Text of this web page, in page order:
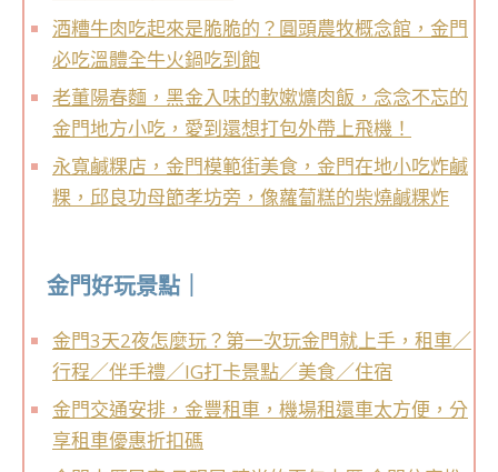
酒糟牛肉吃起來是脆脆的？圓頭農牧概念館，金門
必吃溫體全牛火鍋吃到飽
老董陽春麵，黑金入味的軟嫰爌肉飯，念念不忘的
金門地方小吃，愛到還想打包外帶上飛機！
永寬鹹粿店，金門模範街美食，金門在地小吃炸鹹
粿，邱良功母節孝坊旁，像蘿蔔糕的柴燒鹹粿炸
金門好玩景點｜
金門3天2夜怎麼玩？第一次玩金門就上手，租車／
行程／伴手禮／IG打卡景點／美食／住宿
金門交通安排，金豐租車，機場租還車太方便，分
享租車優惠折扣碼